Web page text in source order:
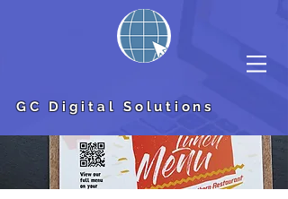
GC Digital Solutions